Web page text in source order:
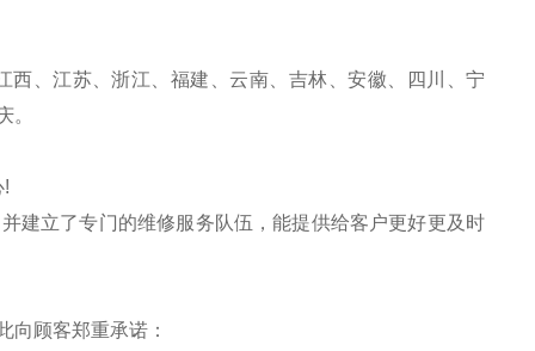
、江苏、浙江、福建、云南、吉林、安徽、四川、宁
。
!
建立了专门的维修服务队伍，能提供给客户更好更及时
向顾客郑重承诺：